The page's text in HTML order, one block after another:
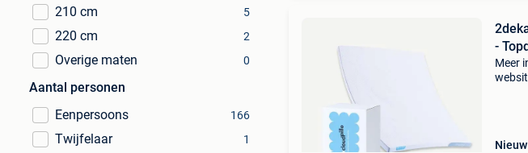
210 cm 5
220 cm 2
Overige maten 0
Aantal personen
Eenpersoons
166
Twijfelaar 1
-
Meer
Nieuw